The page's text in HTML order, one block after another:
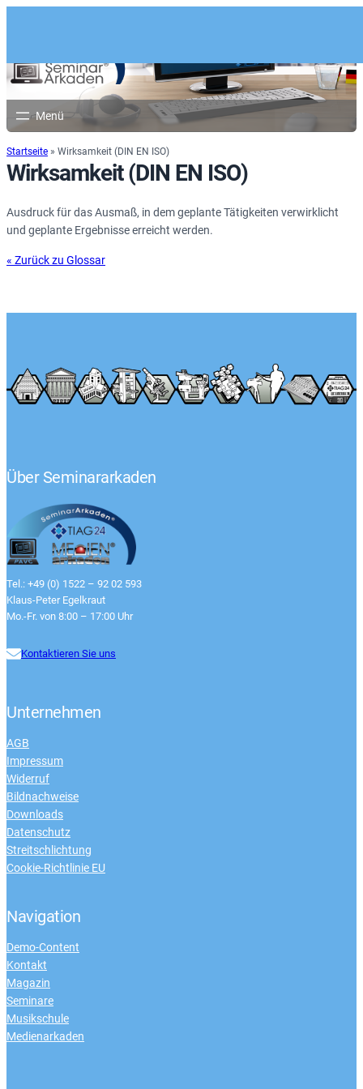
Startseite » Wirksamkeit (DIN EN ISO)
Wirksamkeit (DIN EN ISO)
Ausdruck für das Ausmaß, in dem geplante Tätigkeiten verwirklicht
und geplante Ergebnisse erreicht werden.
« Zurück zu Glossar
Über Seminararkaden
Tel.: +49 (0) 1522 – 92 02 593
Klaus-Peter Egelkraut
Mo.-Fr. von 8:00 – 17:00 Uhr
Kontaktieren Sie uns
Unternehmen
AGB
Impressum
Widerruf
Bildnachweise
Downloads
Datenschutz
Streitschlichtung
Cookie-Richtlinie EU
Navigation
Demo-Content
Kontakt
Magazin
Seminare
Musikschule
Medienarkaden